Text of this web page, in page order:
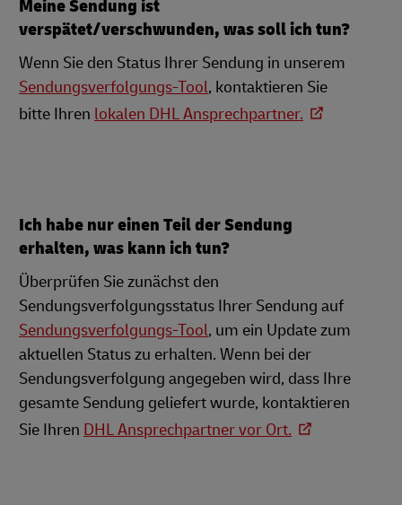
Meine Sendung ist
verspätet/verschwunden, was soll ich tun?
Wenn Sie den Status Ihrer Sendung in unserem
Sendungsverfolgungs-Tool, kontaktieren Sie
bitte Ihren lokalen DHL Ansprechpartner.
Ich habe nur einen Teil der Sendung
erhalten, was kann ich tun?
Überprüfen Sie zunächst den
Sendungsverfolgungsstatus Ihrer Sendung auf
Sendungsverfolgungs-Tool, um ein Update zum
aktuellen Status zu erhalten. Wenn bei der
Sendungsverfolgung angegeben wird, dass Ihre
gesamte Sendung geliefert wurde, kontaktieren
Sie Ihren DHL Ansprechpartner vor Ort.